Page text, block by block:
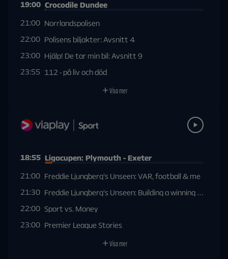
19:00 Crocodile Dundee
21:00 Norrlandspolisen
22:00 Polisens biljakter: Avsnitt 4
23:00 Hjälp! De tar min bil: Avsnitt 9
23:55 112 - på liv och död
Visa mer
18:55 Ligacupen: Plymouth - Exeter
21:00 Freddie Ljungberg's Unseen: VAR, football & me
21:30 Freddie Ljungberg's Unseen: Building a winning team
22:00 Sport vs. Money
23:00 Premier League Stories
Visa mer